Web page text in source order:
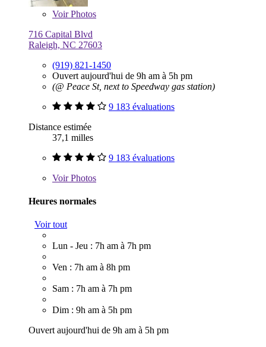
VoirPhotos
716 Capital Blvd
Raleigh, NC 27603
(919) 821-1450
Ouvert aujourd'hui de 9h am à 5h pm
(@ Peace St, next to Speedway gas station)
9 183 évaluations
Distance estimée
37,1 milles
9 183 évaluations
VoirPhotos
Heures normales
Voir tout
Lun - Jeu : 7h am à 7h pm
Ven : 7h am à 8h pm
Sam : 7h am à 7h pm
Dim : 9h am à 5h pm
Ouvert aujourd'hui de 9h am à 5h pm